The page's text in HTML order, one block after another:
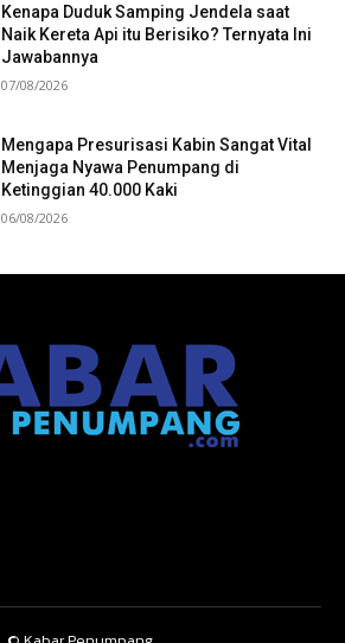
Kenapa Duduk Samping Jendela saat
Naik Kereta Api itu Berisiko? Ternyata Ini
Jawabannya
07/08/2026
Mengapa Presurisasi Kabin Sangat Vital
Menjaga Nyawa Penumpang di
Ketinggian 40.000 Kaki
06/08/2026